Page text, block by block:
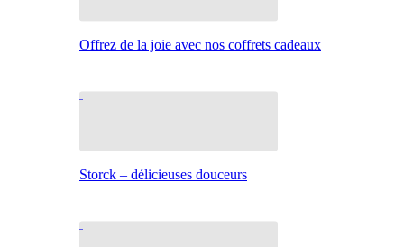
Offrez de la joie avec nos coffrets cadeaux
Storck – délicieuses douceurs